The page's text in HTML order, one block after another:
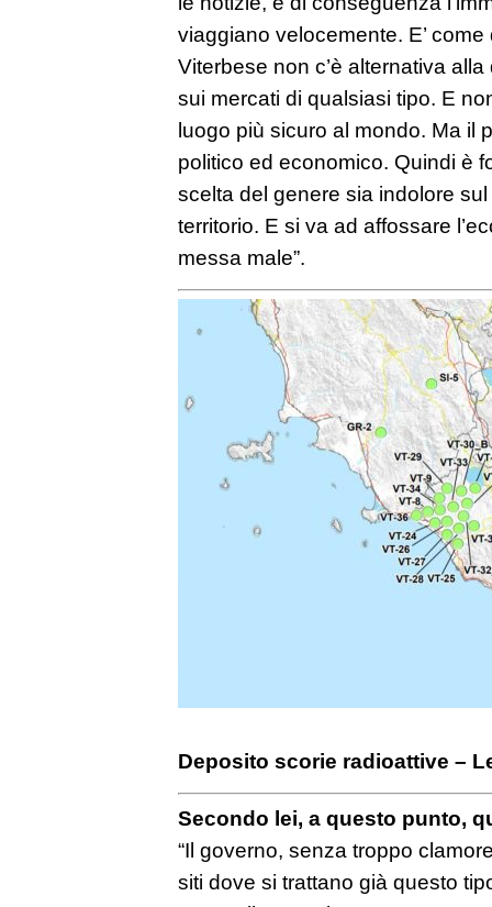
viaggiano velocemente. E’
Viterbese non c’è alternativa
sui mercati di qualsiasi tipo. E
luogo più sicuro al mondo. Ma il
politico ed economico. Quindi è
scelta del genere sia indolore
territorio. E si va ad affossare
messa male”.
Deposito scorie radioattive –
Secondo lei, a questo punto,
“Il governo, senza troppo
siti dove si trattano già questo